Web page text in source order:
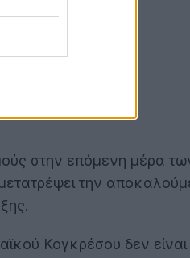
στην επόμενη μέρα
την
Κογκρέσου δεν